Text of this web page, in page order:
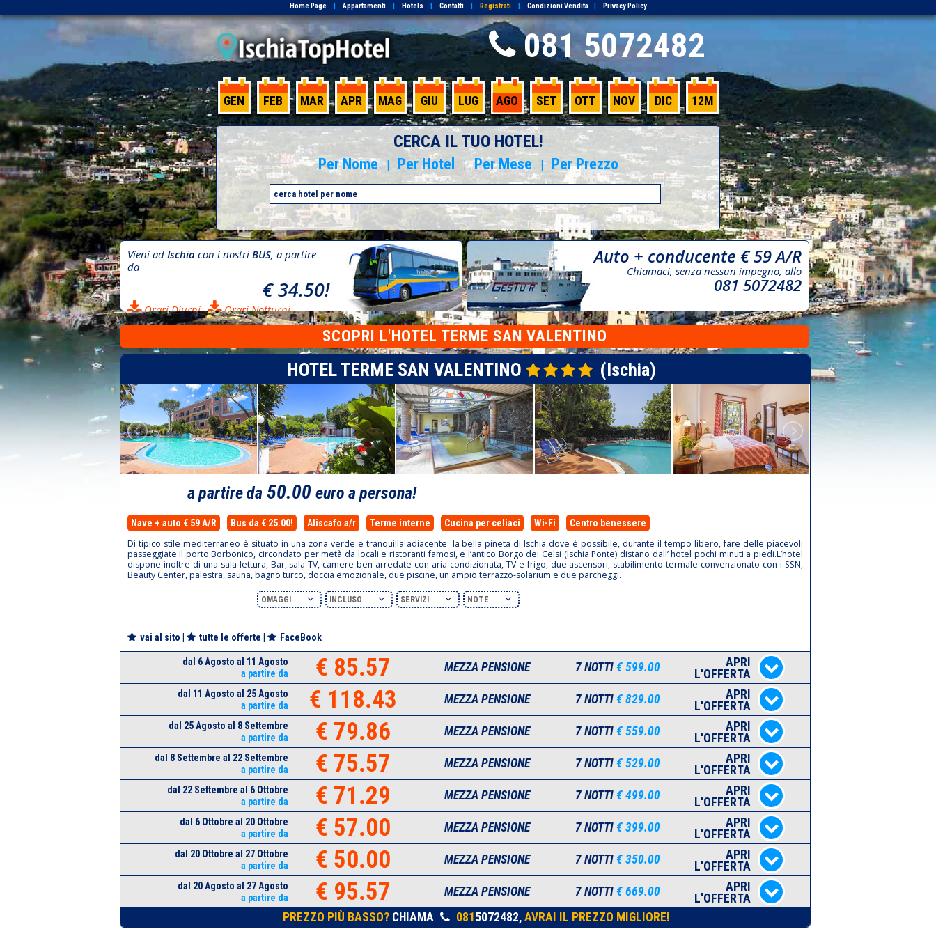
Home Page | Appartamenti | Hotels | Contatti | Registrati | Condizioni Vendita | Privacy Policy
081 5072482
GEN FEB MAR APR MAG GIU LUG AGO SET OTT NOV DIC 12M
CERCA IL TUO HOTEL!
Per Nome | Per Hotel | Per Mese | Per Prezzo
Vieni ad Ischia con i nostri BUS, a partire
da
€ 34.50!
Orari Diurni Orari Notturni
Auto + conducente € 59 A/R
Chiamaci, senza nessun impegno, allo
081 5072482
SCOPRI L'HOTEL TERME SAN VALENTINO
HOTEL TERME SAN VALENTINO (Ischia)
a partire da 50.00 euro a persona!
Nave + auto € 59 A/R Bus da € 25.00! Aliscafo a/r Terme interne Cucina per celiaci Wi-Fi Centro benessere
Di tipico stile mediterraneo è situato in una zona verde e tranquilla adiacente la bella pineta di Ischia dove è possibile, durante il tempo libero, fare delle piacevoli
passeggiate.Il porto Borbonico, circondato per metà da locali e ristoranti famosi, e l’antico Borgo dei Celsi (Ischia Ponte) distano dall’ hotel pochi minuti a piedi.L’hotel
dispone inoltre di una sala lettura, Bar, sala TV, camere ben arredate con aria condizionata, TV e frigo, due ascensori, stabilimento termale convenzionato con i SSN,
Beauty Center, palestra, sauna, bagno turco, doccia emozionale, due piscine, un ampio terrazzo-solarium e due parcheggi.
OMAGGI INCLUSO SERVIZI NOTE
vai al sito tutte le offerte FaceBook
dal 6 Agosto al 11 Agosto
a partire da
€ 85.57 MEZZA PENSIONE 7 NOTTI € 599.00
APRI
L'OFFERTA
dal 11 Agosto al 25 Agosto
a partire da
€ 118.43 MEZZA PENSIONE 7 NOTTI € 829.00
APRI
L'OFFERTA
dal 25 Agosto al 8 Settembre
a partire da
€ 79.86 MEZZA PENSIONE 7 NOTTI € 559.00
APRI
L'OFFERTA
dal 8 Settembre al 22 Settembre
a partire da
€ 75.57 MEZZA PENSIONE 7 NOTTI € 529.00
APRI
L'OFFERTA
dal 22 Settembre al 6 Ottobre
a partire da
€ 71.29 MEZZA PENSIONE 7 NOTTI € 499.00
APRI
L'OFFERTA
dal 6 Ottobre al 20 Ottobre
a partire da
€ 57.00 MEZZA PENSIONE 7 NOTTI € 399.00
APRI
L'OFFERTA
dal 20 Ottobre al 27 Ottobre
a partire da
€ 50.00 MEZZA PENSIONE 7 NOTTI € 350.00
APRI
L'OFFERTA
dal 20 Agosto al 27 Agosto
a partire da
€ 95.57 MEZZA PENSIONE 7 NOTTI € 669.00
APRI
L'OFFERTA
PREZZO PIÙ BASSO?CHIAMA 081 5072482, AVRAI IL PREZZO MIGLIORE!